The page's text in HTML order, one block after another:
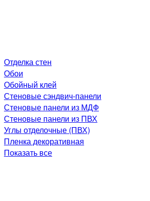
Отделка стен
Обои
Обойный клей
Стеновые сэндвич-панели
Стеновые панели из МДФ
Стеновые панели из ПВХ
Углы отделочные (ПВХ)
Пленка декоративная
Показать все